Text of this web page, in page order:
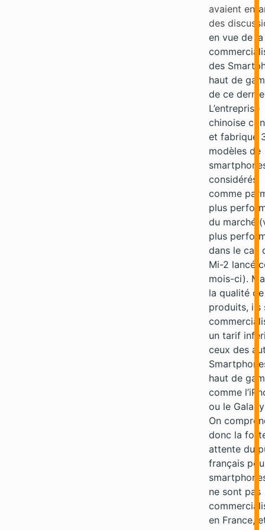
avaient
des
en vue de la
des
haut de
de ce
L’entreprise
chinoise
et fabrique
modèles de
considérés
comme
plus
du marché
plus
dans le cas
Mi-2 lancé
mois-ci).
la qualité
produits, ils
un tarif
ceux des
haut de
comme
ou le
On
donc la
attente du
français
ne sont pas
en France,